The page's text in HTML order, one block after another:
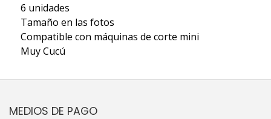
6 unidades
Tamaño en las fotos
Compatible con máquinas de corte mini
Muy Cucú
MEDIOS DE PAGO